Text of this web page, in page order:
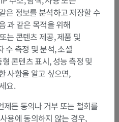
은 정보를 분석하고 저장할 수
과 같은 목적을 위해
는 콘텐츠 제공, 제품 및
수 측정 및 분석, 소셜
콘텐츠 표시, 성능 측정 및
사항을 알고 싶으면,
요.
든 동의나 거부 또는 철회를
용에 동의하지 않는 경우,